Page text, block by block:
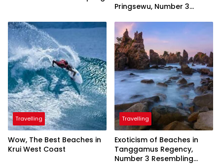
Pringsewu, Number 3
President
Travelling
Wow, The Best Beaches in
Krui West Coast
Travelling
Exoticism of Beaches in
Tanggamus Regency,
Number 3 Resembling